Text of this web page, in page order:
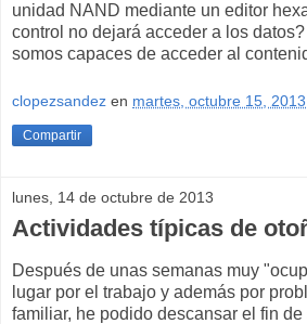
unidad NAND mediante un editor
control no dejará acceder a los
somos capaces de acceder al
clopezsandez en martes, octubre 15, 2013
Compartir
lunes, 14 de octubre de 2013
Actividades típicas de
Después de unas semanas muy
lugar por el trabajo y además por
familiar, he podido descansar el fin